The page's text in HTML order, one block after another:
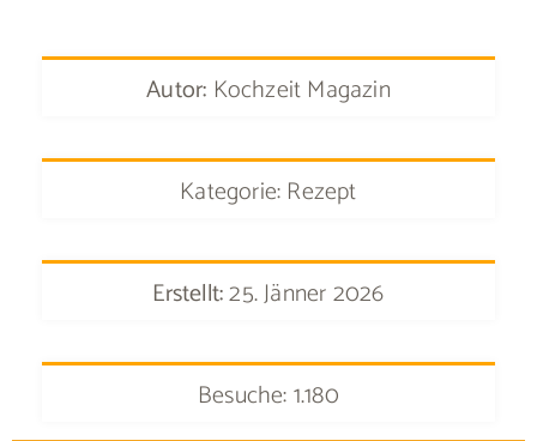
Autor: Kochzeit Magazin
Kategorie: Rezept
Erstellt:25. Jänner 2026
Besuche: 1.180